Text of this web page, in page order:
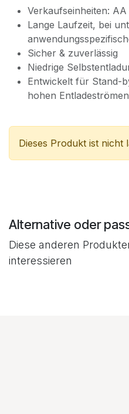
Verkaufseinheiten:
Lange Laufzeit, bei
Sicher & zuverlässig
Niedrige
Entwickelt für Stand-
hohen Entladeströmen
Dieses Produkt ist nicht
Alternative oder
Diese anderen
interessieren